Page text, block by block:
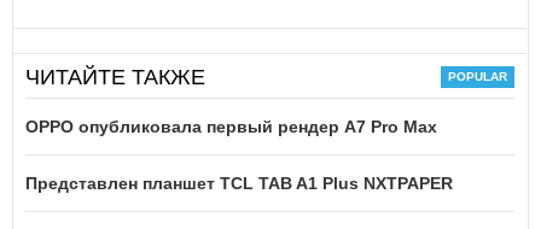
ЧИТАЙТЕ ТАКЖЕ
OPPO опубликовала первый рендер A7 Pro Max
Представлен планшет TCL TAB A1 Plus NXTPAPER